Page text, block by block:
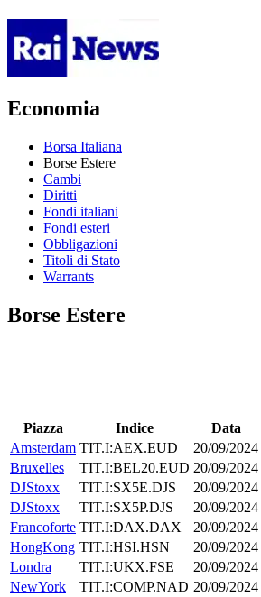
Economia
Borsa Italiana
Borse Estere
Cambi
Diritti
Fondi italiani
Fondi esteri
Obbligazioni
Titoli di Stato
Warrants
Borse Estere
Piazza Indice Data
Amsterdam TIT.I:AEX.EUD 20/09/2024
Bruxelles
TIT.I:BEL20.EUD 20/09/2024
DJStoxx
TIT.I:SX5E.DJS 20/09/2024
DJStoxx
TIT.I:SX5P.DJS 20/09/2024
Francoforte TIT.I:DAX.DAX 20/09/2024
HongKong TIT.I:HSI.HSN 20/09/2024
Londra
TIT.I:UKX.FSE 20/09/2024
NewYork
TIT.I:COMP.NAD 20/09/2024